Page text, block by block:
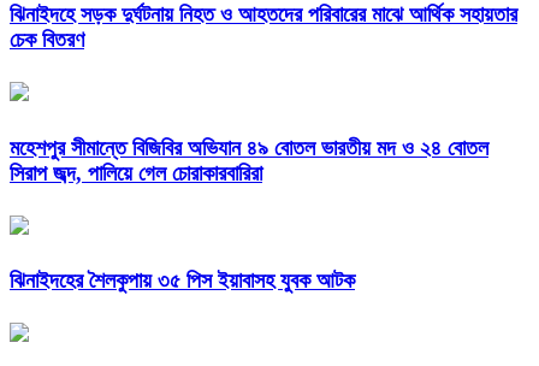
ঝিনাইদহে সড়ক দুর্ঘটনায় নিহত ও আহতদের পরিবারের মাঝে আর্থিক সহায়তার
চেক বিতরণ
মহেশপুর সীমান্তে বিজিবির অভিযান ৪৯ বোতল ভারতীয় মদ ও ২৪ বোতল
সিরাপ জব্দ, পালিয়ে গেল চোরাকারবারিরা
ঝিনাইদহের শৈলকুপায় ৩৫ পিস ইয়াবাসহ যুবক আটক